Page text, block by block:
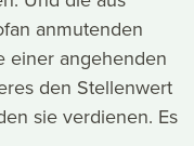
anmutenden
einer angehenden
den Stellenwert
sie verdienen. Es